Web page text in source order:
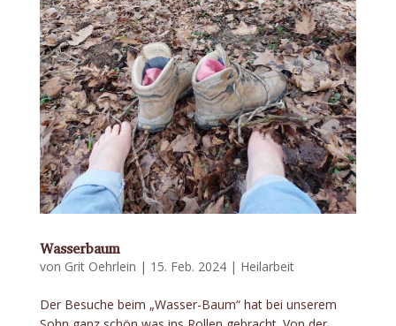
Wasserbaum
von Grit Oehrlein | 15. Feb. 2024| Heilarbeit
Der Besuche beim „Wasser-Baum“ hat bei unserem